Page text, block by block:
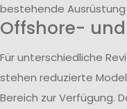
bestehende
Offshore-
Für unterschiedliche
stehen reduzierte
Bereich zur Verfügung.